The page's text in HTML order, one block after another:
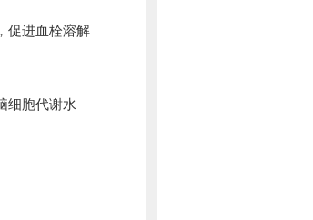
促进血栓溶解
细胞代谢水